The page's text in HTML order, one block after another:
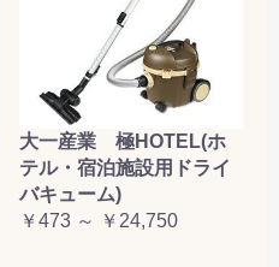
大一産業 極HOTEL(ホ
テル・宿泊施設用ドライ
バキューム)
￥473 ～ ￥24,750